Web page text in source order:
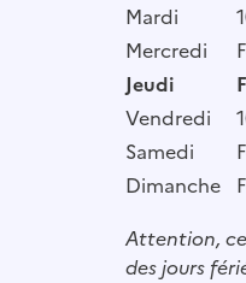
Mardi
Mercredi
Jeudi
Vendredi
Samedi
Dimanche
Attention,
des jours